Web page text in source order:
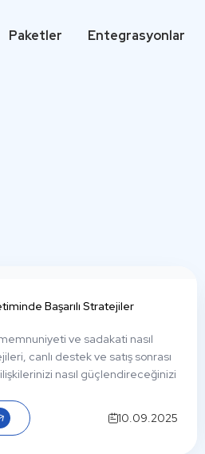
Paketler Entegrasyonlar
Başarılı Stratejiler
ve sadakati nasıl
canlı destek ve satış sonrası
nasıl güçlendireceğinizi
10.09.2025